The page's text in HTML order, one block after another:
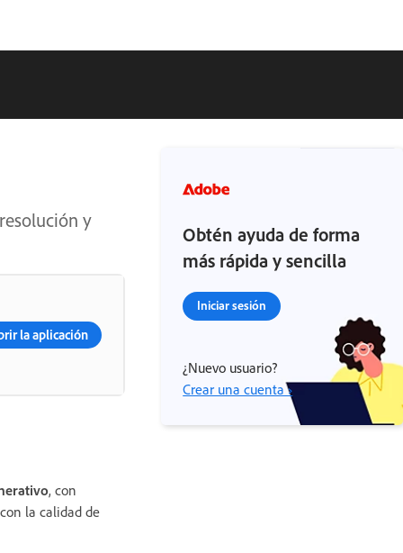
y
la aplicación
, con
la calidad de
Obtén ayuda de forma
más rápida y sencilla
Iniciar sesión
¿Nuevo usuario?
Crear una cuenta ›